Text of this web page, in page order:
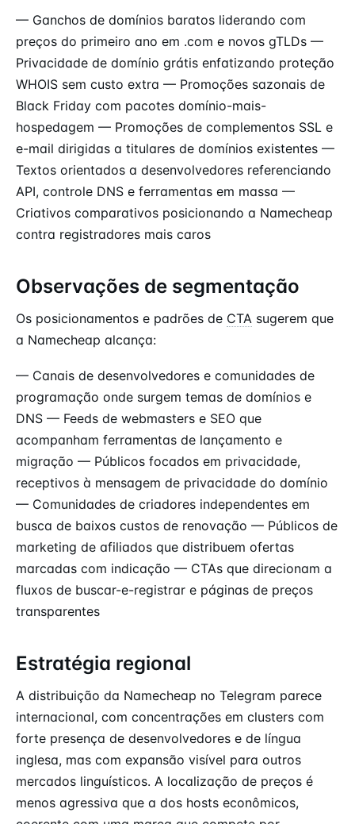
— Ganchos de domínios baratos liderando com
preços do primeiro ano em .com e novos gTLDs —
Privacidade de domínio grátis enfatizando proteção
WHOIS sem custo extra — Promoções sazonais de
Black Friday com pacotes domínio-mais-
hospedagem — Promoções de complementos SSL e
e-mail dirigidas a titulares de domínios existentes —
Textos orientados a desenvolvedores referenciando
API, controle DNS e ferramentas em massa —
Criativos comparativos posicionando a Namecheap
contra registradores mais caros
Observações de segmentação
Os posicionamentos e padrões de CTA sugerem que
a Namecheap alcança:
— Canais de desenvolvedores e comunidades de
programação onde surgem temas de domínios e
DNS — Feeds de webmasters e SEO que
acompanham ferramentas de lançamento e
migração — Públicos focados em privacidade,
receptivos à mensagem de privacidade do domínio
— Comunidades de criadores independentes em
busca de baixos custos de renovação — Públicos de
marketing de afiliados que distribuem ofertas
marcadas com indicação — CTAs que direcionam a
fluxos de buscar-e-registrar e páginas de preços
transparentes
Estratégia regional
A distribuição da Namecheap no Telegram parece
internacional, com concentrações em clusters com
forte presença de desenvolvedores e de língua
inglesa, mas com expansão visível para outros
mercados linguísticos. A localização de preços é
menos agressiva que a dos hosts econômicos,